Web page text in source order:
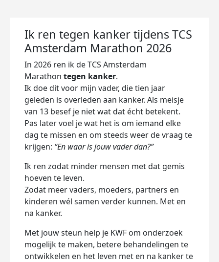
Ik ren tegen kanker tijdens TCS
Amsterdam Marathon 2026
In 2026 ren ik de TCS Amsterdam
Marathon tegen kanker.
Ik doe dit voor mijn vader, die tien jaar
geleden is overleden aan kanker. Als meisje
van 13 besef je niet wat dat écht betekent.
Pas later voel je wat het is om iemand elke
dag te missen en om steeds weer de vraag te
krijgen: “En waar is jouw vader dan?”
Ik ren zodat minder mensen met dat gemis
hoeven te leven.
Zodat meer vaders, moeders, partners en
kinderen wél samen verder kunnen. Met en
na kanker.
Met jouw steun help je KWF om onderzoek
mogelijk te maken, betere behandelingen te
ontwikkelen en het leven met en na kanker te